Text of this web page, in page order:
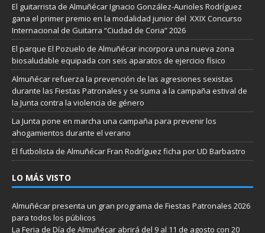
El guitarrista de Almuñécar Ignacio González-Aurioles Rodríguez
gana el primer premio en la modalidad junior del XXIX Concurso
Internacional de Guitarra “Ciudad de Coria” 2026
El parque El Pozuelo de Almuñécar incorpora una nueva zona
biosaludable equipada con seis aparatos de ejercicio físico
Almuñécar refuerza la prevención de las agresiones sexistas
durante las Fiestas Patronales y se suma a la campaña estival de
la Junta contra la violencia de género
La Junta pone en marcha una campaña para prevenir los
ahogamientos durante el verano
El futbolista de Almuñécar Fran Rodríguez ficha por UD Barbastro
LO MÁS VISTO
Almuñécar presenta un gran programa de Fiestas Patronales 2026
para todos los públicos
La Feria de Día de Almuñécar abrirá del 9 al 11 de agosto con 20